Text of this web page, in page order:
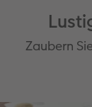
Zaubern